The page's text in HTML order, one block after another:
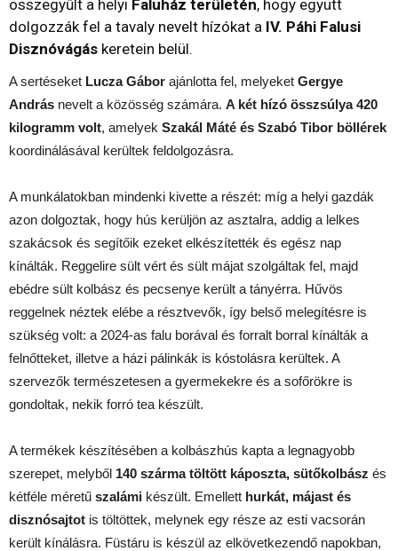
összegyűlt a helyi Faluház területén, hogy együtt
dolgozzák fel a tavaly nevelt hízókat a IV. Páhi Falusi
Disznóvágás keretein belül.
A sertéseket Lucza Gábor ajánlotta fel, melyeket Gergye
András nevelt a közösség számára. A két hízó összsúlya 420
kilogramm volt, amelyek Szakál Máté és Szabó Tibor böllérek
koordinálásával kerültek feldolgozásra.
A munkálatokban mindenki kivette a részét: míg a helyi gazdák
azon dolgoztak, hogy hús kerüljön az asztalra, addig a lelkes
szakácsok és segítőik ezeket elkészítették és egész nap
kínálták. Reggelire sült vért és sült májat szolgáltak fel, majd
ebédre sült kolbász és pecsenye került a tányérra. Hűvös
reggelnek néztek elébe a résztvevők, így belső melegítésre is
szükség volt: a 2024-as falu borával és forralt borral kínálták a
felnőtteket, illetve a házi pálinkák is kóstolásra kerültek. A
szervezők természetesen a gyermekekre és a sofőrökre is
gondoltak, nekik forró tea készült.
A termékek készítésében a kolbászhús kapta a legnagyobb
szerepet, melyből 140 szárma töltött káposzta, sütőkolbász és
kétféle méretű szalámi készült. Emellett hurkát, májast és
disznósajtot is töltöttek, melynek egy része az esti vacsorán
került kínálásra. Füstáru is készül az elkövetkezendő napokban,